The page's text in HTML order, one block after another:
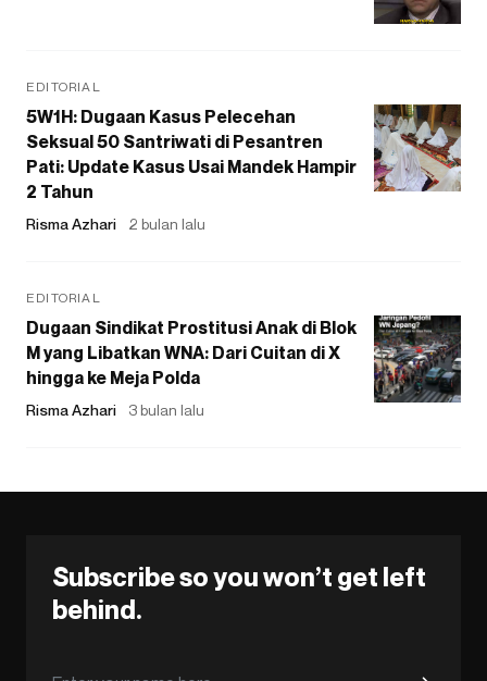
EDITORIAL
5W1H: Dugaan Kasus Pelecehan
Seksual 50 Santriwati di Pesantren
Pati: Update Kasus Usai Mandek Hampir
2 Tahun
Risma Azhari 2 bulan lalu
EDITORIAL
Dugaan Sindikat Prostitusi Anak di Blok
M yang Libatkan WNA: Dari Cuitan di X
hingga ke Meja Polda
Risma Azhari 3 bulan lalu
Subscribe so you won’t get left
behind.